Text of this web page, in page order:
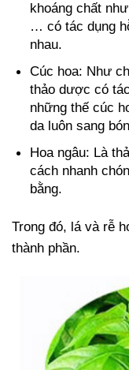
khoáng chất
… có tác dụng
nhau.
Cúc hoa: Như
thảo dược có
những thế cúc
da luôn sang
Hoa ngâu: Là
cách nhanh
bằng.
Trong đó, lá và rễ
thành phần.